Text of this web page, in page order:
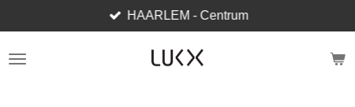
direct
naar
HAARLEM - Centrum